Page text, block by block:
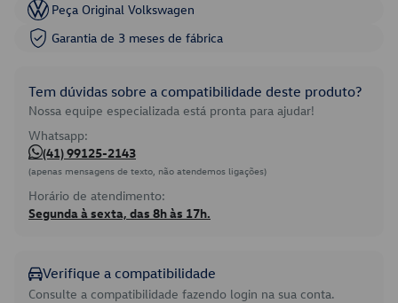
Peça Original Volkswagen
Garantia de 3 meses de fábrica
Tem dúvidas sobre a compatibilidade deste produto?
Nossa equipe especializada está pronta para ajudar!
Whatsapp:
(41) 99125-2143
(apenas mensagens de texto, não atendemos ligações)
Horário de atendimento:
Segunda à sexta, das 8h às 17h.
Verifique a compatibilidade
Consulte a compatibilidade fazendo login na sua conta.